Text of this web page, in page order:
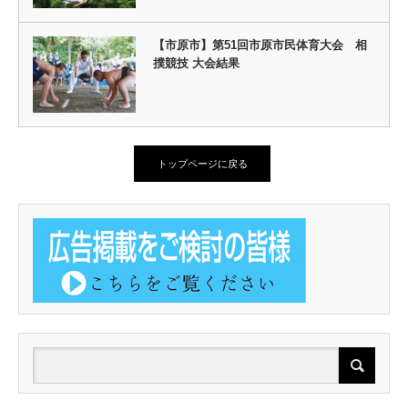
【市原市】第51回市原市民体育大会 相
撲競技 大会結果
トップページに戻る